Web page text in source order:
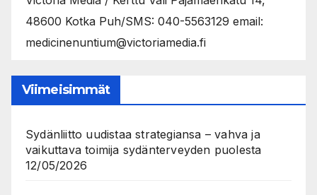
48600 Kotka Puh/SMS: 040-5563129 email:
medicinenuntium@victoriamedia.fi
Viimeisimmät
Sydänliitto uudistaa strategiansa – vahva ja
vaikuttava toimija sydänterveyden puolesta
12/05/2026